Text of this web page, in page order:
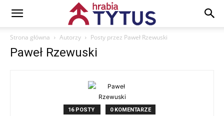
Strona główna Autorzy Posty przez Paweł Rzewuski
Paweł Rzewuski
16 POSTY 0 KOMENTARZE